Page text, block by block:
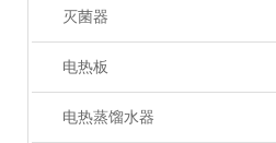
灭菌器
电热板
电热蒸馏水器